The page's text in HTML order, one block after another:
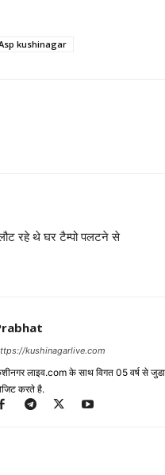
kushinagar
रहे थे घर टैम्पो पलटने से
kushinagarlive.com
लाइव.com के साथ विगत 05 वर्ष से
करते है.